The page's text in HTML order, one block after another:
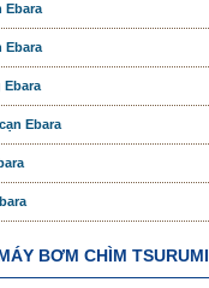
Ebara
Ebara
Ebara
BƠM CHÌM TSURUMI